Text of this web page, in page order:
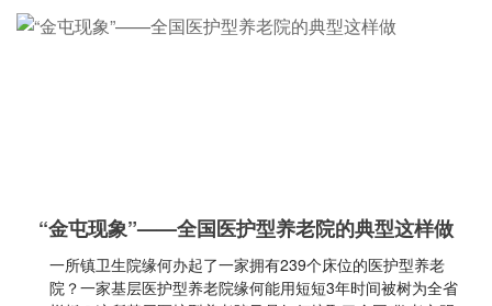
“金屯现象”——全国医护型养老院的典型这样做
一所镇卫生院缘何办起了一家拥有239个床位的医护型养老
院？一家基层医护型养老院缘何能用短短3年时间被树为全省